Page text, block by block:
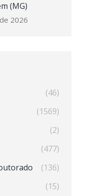
(MG)
2026
(46)
(1569)
(2)
(477)
(136)
(15)